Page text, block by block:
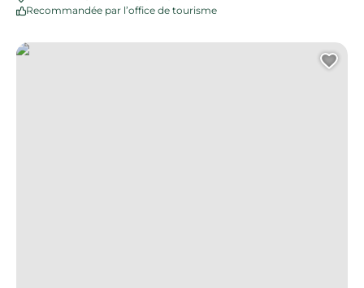
Recommandée par l’office de tourisme
Sentier des trois villages – Bor-et-Bar